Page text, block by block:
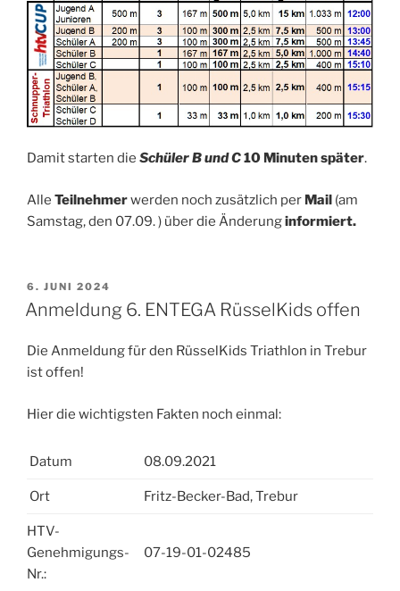
Damit starten die Schüler B und C10 Minuten später.
Alle Teilnehmerwerden noch zusätzlich per Mail (am
Samstag, den 07.09. ) über die Änderunginformiert.
VERÖFFENTLICHT
AM
6. JUNI 2024
Anmeldung 6. ENTEGA RüsselKids offen
Die Anmeldung für den RüsselKids Triathlon in Trebur
ist offen!
Hier die wichtigsten Fakten noch einmal:
Datum 08.09.2021
Ort Fritz-Becker-Bad, Trebur
HTV-
Genehmigungs-
Nr.:
07-19-01-02485